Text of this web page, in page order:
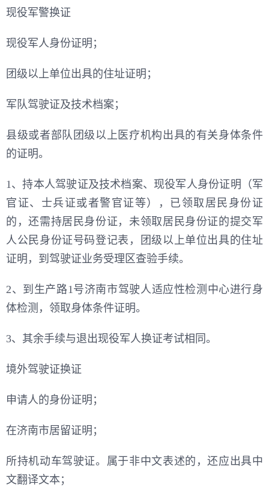
现役军警换证
现役军人身份证明；
团级以上单位出具的住址证明；
军队驾驶证及技术档案；
县级或者部队团级以上医疗机构出具的有关身体条件
的证明。
1、持本人驾驶证及技术档案、现役军人身份证明（军
官证、士兵证或者警官证等），已领取居民身份证
的，还需持居民身份证，未领取居民身份证的提交军
人公民身份证号码登记表，团级以上单位出具的住址
证明，到驾驶证业务受理区查验手续。
2、到生产路1号济南市驾驶人适应性检测中心进行身
体检测，领取身体条件证明。
3、其余手续与退出现役军人换证考试相同。
境外驾驶证换证
申请人的身份证明；
在济南市居留证明；
所持机动车驾驶证。属于非中文表述的，还应出具中
文翻译文本；